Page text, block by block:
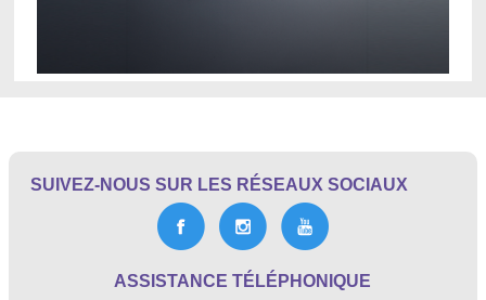
SUIVEZ-NOUS SUR LES RÉSEAUX SOCIAUX
ASSISTANCE TÉLÉPHONIQUE